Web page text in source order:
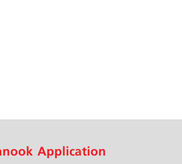
Application